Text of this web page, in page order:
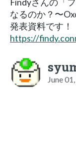
Findyさんの「
なるのか？〜
発表資料です！
https://
June